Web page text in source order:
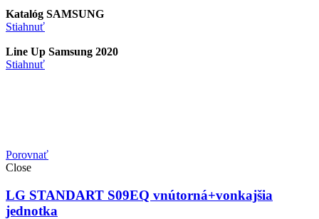
Katalóg SAMSUNG
Stiahnuť
Line Up Samsung 2020
Stiahnuť
Porovnať
Close
LG STANDART S09EQ vnútorná+vonkajšia
jednotka